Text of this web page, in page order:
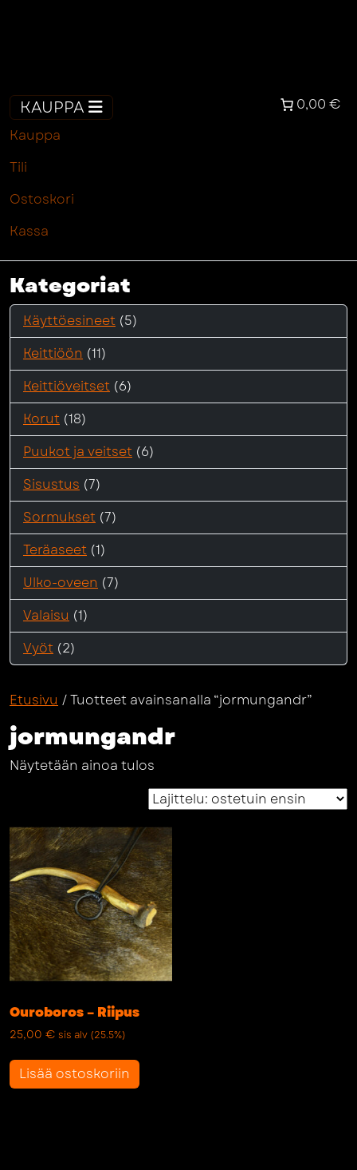
KAUPPA
Kauppa
Tili
Ostoskori
Kassa
0,00 €
Kategoriat
Käyttöesineet (5)
Keittiöön (11)
Keittiöveitset (6)
Korut (18)
Puukot ja veitset (6)
Sisustus (7)
Sormukset (7)
Teräaseet (1)
Ulko-oveen (7)
Valaisu (1)
Vyöt (2)
Etusivu / Tuotteet avainsanalla “jormungandr”
jormungandr
Näytetään ainoa tulos
Ouroboros – Riipus
25,00 € sis alv (25.5%)
Lisää ostoskoriin